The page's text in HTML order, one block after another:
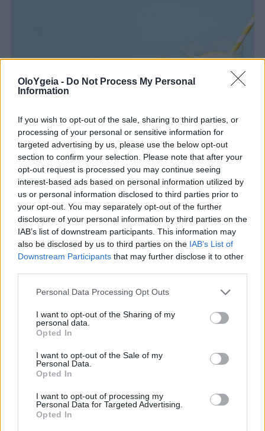
OloYgeia - Do Not Process My Personal
Information
If you wish to opt-out of the sale, sharing to third parties, or
processing of your personal or sensitive information for
targeted advertising by us, please use the below opt-out
section to confirm your selection. Please note that after your
opt-out request is processed you may continue seeing
interest-based ads based on personal information utilized by
us or personal information disclosed to third parties prior to
your opt-out. You may separately opt-out of the further
disclosure of your personal information by third parties on the
IAB’s list of downstream participants. This information may
also be disclosed by us to third parties on the IAB’s List of
Downstream Participants that may further disclose it to other
Personal Data Processing Opt Outs
I want to opt-out of the Sharing of my
personal data.
Opted In
I want to opt-out of the Sale of my
Personal Data.
Opted In
I want to opt-out of processing my
Personal Data for Targeted Advertising.
Opted In
ΘΕΛΕΙ ΠΡΟΣΟΧΗ
Ποιοι δεν πρέπει να πίνουν νερό με
λεμόνι – Τι λέει ο ειδικός
Πίνετε συχνά νερό με λεμόνι; Υπάρχουν φορές που θα
πρέπει πραγματικά να το ξανασκεφτείτε και να
δοκιμάσετε ένα άλλο ποτό. Δείτε πότε.